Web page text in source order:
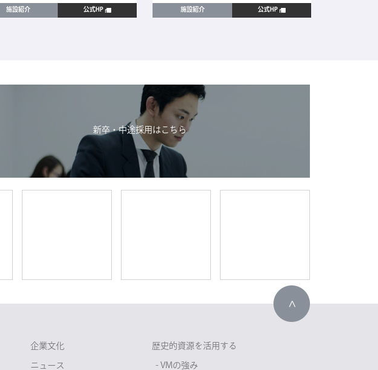
施設紹介 公式HP 施設紹介 公式HP
新卒・中途採用はこちら
企業文化
ニュース
歴史的資源を活用する
- VMの強み